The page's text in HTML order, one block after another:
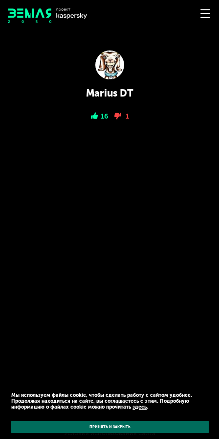
Marius DT
16 1
Политика конфиденциальности
Условия использования сайта
Мы используем файлы cookie, чтобы сделать работу с сайтом удобнее.
Продолжая находиться на сайте, вы соглашаетесь с этим. Подробную
информацию о файлах cookie можно прочитатьздесь.
ПРИНЯТЬ И ЗАКРЫТЬ